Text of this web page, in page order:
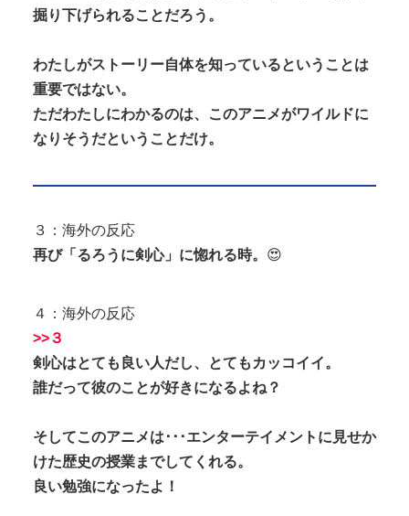
掘り下げられることだろう。
わたしがストーリー自体を知っているということは
重要ではない。
ただわたしにわかるのは、このアニメがワイルドに
なりそうだということだけ。
３：海外の反応
再び「るろうに剣心」に惚れる時。 😍
４：海外の反応
>>３
剣心はとても良い人だし、とてもカッコイイ。
誰だって彼のことが好きになるよね？
そしてこのアニメは･･･エンターテイメントに見せか
けた歴史の授業までしてくれる。
良い勉強になったよ！